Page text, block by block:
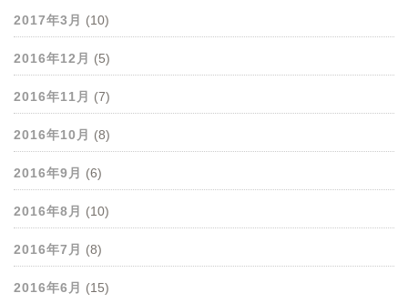
2017年3月 (10)
2016年12月 (5)
2016年11月 (7)
2016年10月 (8)
2016年9月 (6)
2016年8月 (10)
2016年7月 (8)
2016年6月 (15)